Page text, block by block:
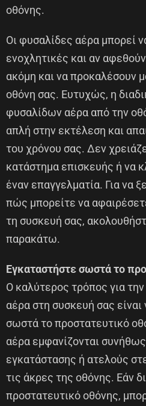
οθόνης.
Οι φυσαλίδες αέρα μπορεί
ενοχλητικές και αν
ακόμη και να προκαλέσουν
οθόνη σας. Ευτυχώς, η
φυσαλίδων αέρα από την
απλή στην εκτέλεση και
του χρόνου σας. Δεν
κατάστημα επισκευής ή να
έναν επαγγελματία. Για να
πώς μπορείτε να
τη συσκευή σας,
παρακάτω.
Εγκαταστήστε σωστά το
Ο καλύτερος τρόπος για
αέρα στη συσκευή σας
σωστά το προστατευτικό
αέρα εμφανίζονται
εγκατάστασης ή ατελούς
τις άκρες της οθόνης. Εάν
προστατευτικό οθόνης,